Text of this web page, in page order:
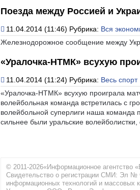
Поезда между Россией и
11.04.2014 (11:46) Рубрика: Вся
Железнодорожное сообщение между
«Уралочка-НТМК» всухую
11.04.2014 (11:24) Рубрика: Весь спорт
«Уралочка-НТМК» всухую проиграла
волейбольная команда встретилась с
волейбольной суперлиги наша команда
сильнее были уральские
© 2011-2026«Информационное агентство
Свидетельство о регистрации СМИ: Эл №
информационных технологий и массовых